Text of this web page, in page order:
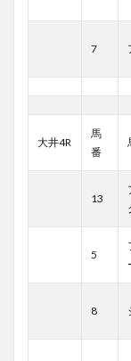
7
大井4R
馬
番
13
5
8